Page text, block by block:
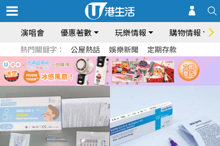
演唱會 優惠著數 玩樂情報 購物情報
熱門關鍵字： 公屋熱話 娛樂新聞 定期存款